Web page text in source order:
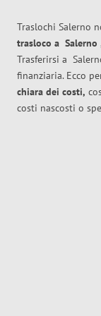
Traslochi Salerno
trasloco a Salerno
Trasferirsi a
finanziaria. Ecco
chiara dei costi,
costi nascosti o